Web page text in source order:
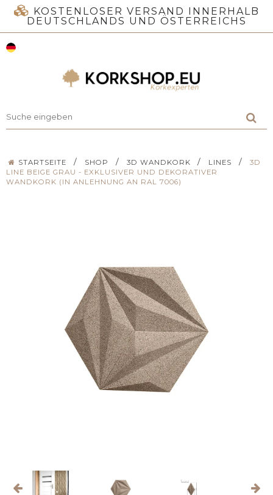
KOSTENLOSER VERSAND INNERHALB
DEUTSCHLANDS UND ÖSTERREICHS
STARTSEITE / SHOP / 3D WANDKORK / LINES /
3D
LINE BEIGE GRAU - EXKLUSIVER UND DEKORATIVER
WANDKORK (IN ANLEHNUNG AN RAL 7006)